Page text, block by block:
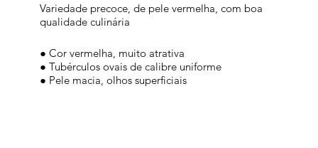
Variedade precoce, de pele vermelha, com boa
qualidade culinária
● Cor vermelha, muito atrativa
● Tubérculos ovais de calibre uniforme
● Pele macia, olhos superficiais